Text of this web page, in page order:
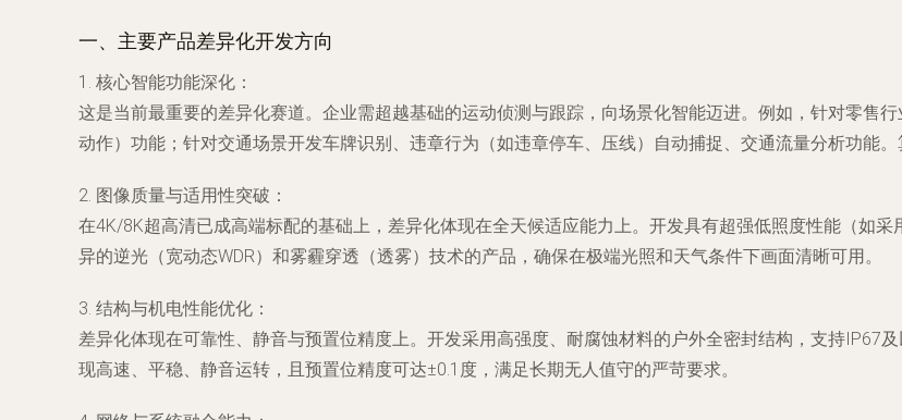
一、主要产品差异化开发方向
1. 核心智能功能深化 ：
这是当前最重要的差异化赛道。企业需超越基础的运动侦测与跟踪，向场景化智能迈进。例如，针对零售
动作）功能；针对交通场景开发车牌识别、违章行为（如违章停车、压线）自动捕捉、交通流量分析功能
2. 图像质量与适用性突破 ：
在4K/8K超高清已成高端标配的基础上，差异化体现在全天候适应能力上。开发具有超强低照度性能（如
异的逆光（宽动态WDR）和雾霾穿透（透雾）技术的产品，确保在极端光照和天气条件下画面清晰可用。
3. 结构与机电性能优化 ：
差异化体现在可靠性、静音与预置位精度上。开发采用高强度、耐腐蚀材料的户外全密封结构，支持IP67
现高速、平稳、静音运转，且预置位精度可达±0.1度，满足长期无人值守的严苛要求。